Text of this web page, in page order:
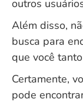
outros
Além disso,
busca para
que você
Certamente,
pode